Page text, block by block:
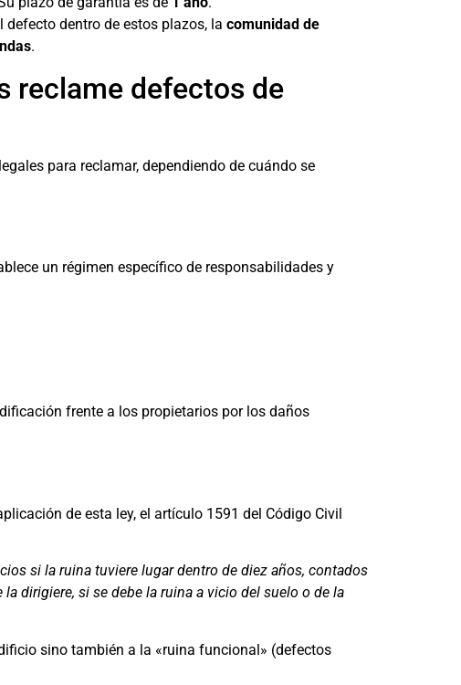
dentro de estos plazos, la comunidad de
.
reclame defectos de
para reclamar, dependiendo de cuándo se
un régimen específico de responsabilidades y
frente a los propietarios por los daños
de esta ley, el artículo 1591 del Código Civil
si la ruina tuviere lugar dentro de diez años, contados
dirigiere, si se debe la ruina a vicio del suelo o de la
sino también a la «ruina funcional» (defectos